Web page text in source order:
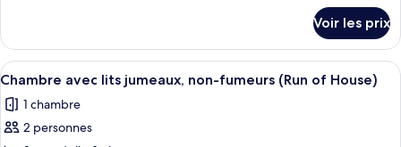
jumeaux,
non-
fumeurs,
vue
parc
le
type
de
Chambre
avec
Voir les prix
Afficher
toutes
les
photos
Une chambre d’hôtel avec deux
5
Chambre avec lits jumeaux, non-fumeurs (Run of House)
1 chambre
2 personnes